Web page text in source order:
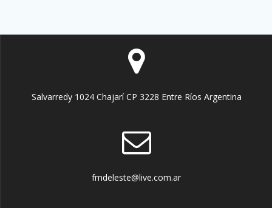
Salvarredy 1024 Chajarí CP 3228 Entre Ríos Argentina
fmdeleste@live.com.ar